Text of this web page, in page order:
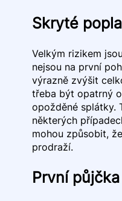
Skryté
Velkým rizikem
nejsou na první
výrazně zvýšit
třeba být opatrný
opožděné splátky.
některých
mohou způsobit,
prodraží.
První